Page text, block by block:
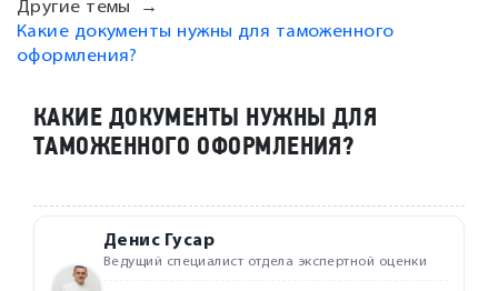
Другие темы
Какие документы нужны для таможенного
оформления?
КАКИЕ ДОКУМЕНТЫ НУЖНЫ ДЛЯ
ТАМОЖЕННОГО ОФОРМЛЕНИЯ?
Денис Гусар
Ведущий специалист отдела экспертной оценки